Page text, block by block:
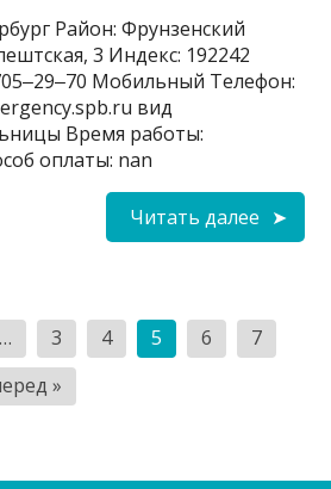
Район: Фрунзенский
3 Индекс: 192242
Мобильный Телефон:
вид
Время работы:
оплаты: nan
Читать далее
… 3 4 5 6
7
»